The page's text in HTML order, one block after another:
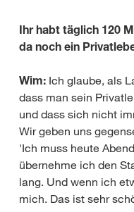
Ihr habt täglich 120
da noch ein
Wim: Ich glaube, als
dass man sein
und dass sich nicht
Wir geben uns
'Ich muss heute
übernehme ich den
lang. Und wenn ich
mich. Das ist sehr